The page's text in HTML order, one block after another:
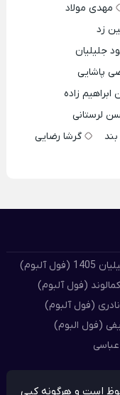
مهدی مولاد
زد
جلیلیان
پاشایی
زاده
لرستانی
گرشا رضایی
(فول آلبوم)
(فول آلبوم)
(فول البوم)
عباسی
است و هرگونه کپی